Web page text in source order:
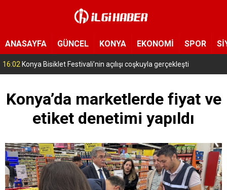
ANASAYFA GÜNCEL KONYA EKONOMİ SPOR
15:11 Konya’da zabıta ve polis sahada! Toplu taşıma araçları tek tek denetleniyor
Konya’da marketlerde fiyat ve
etiket denetimi yapıldı